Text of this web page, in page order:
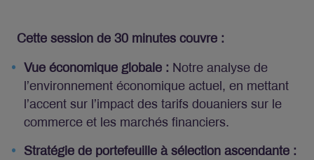
Cette session de 30 minutes couvre :
Vue économique globale : Notre analyse de
l’environnement économique actuel, en mettant
l’accent sur l’impact des tarifs douaniers sur le
commerce et les marchés financiers.
Stratégie de portefeuille à sélection ascendante :